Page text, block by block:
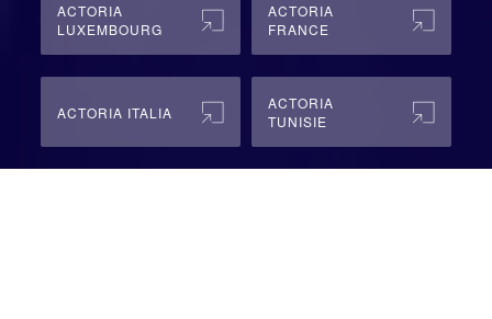
ACTORIA
LUXEMBOURG
ACTORIA
FRANCE
ACTORIA ITALIA
ACTORIA
TUNISIE